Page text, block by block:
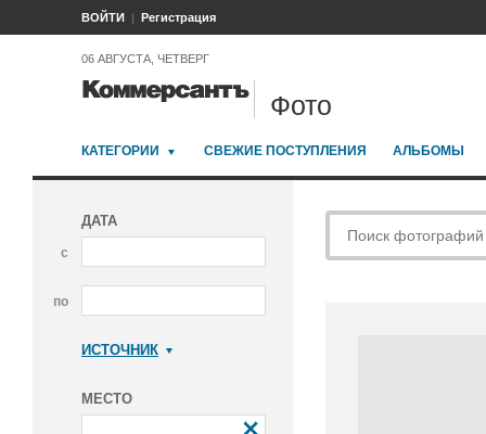
ВОЙТИ Регистрация
06 АВГУСТА, ЧЕТВЕРГ
Фото
КАТЕГОРИИ СВЕЖИЕ ПОСТУПЛЕНИЯ АЛЬБОМЫ
ДАТА
с
по
ИСТОЧНИК
МЕСТО